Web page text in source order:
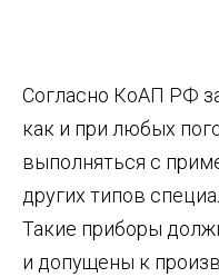
Согласно КоАП РФ
как и при любых
выполняться с
других типов
Такие приборы
и допущены к